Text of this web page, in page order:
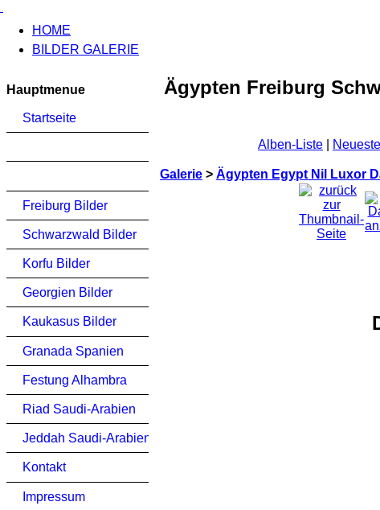
HOME
BILDER GALERIE
Hauptmenue
Startseite
Freiburg Bilder
Schwarzwald Bilder
Korfu Bilder
Georgien Bilder
Kaukasus Bilder
Granada Spanien
Festung Alhambra
Riad Saudi-Arabien
Jeddah Saudi-Arabien
Kontakt
Impressum
Ägypten Freiburg
Alben-Liste
Galerie > Ägypten Egypt Nil Luxor